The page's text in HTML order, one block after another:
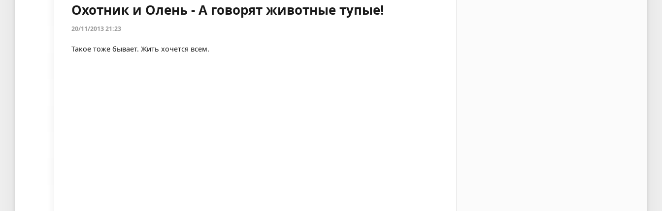
Охотник и Олень - А говорят животные тупые!
20/11/2013 21:23
Такое тоже бывает. Жить хочется всем.